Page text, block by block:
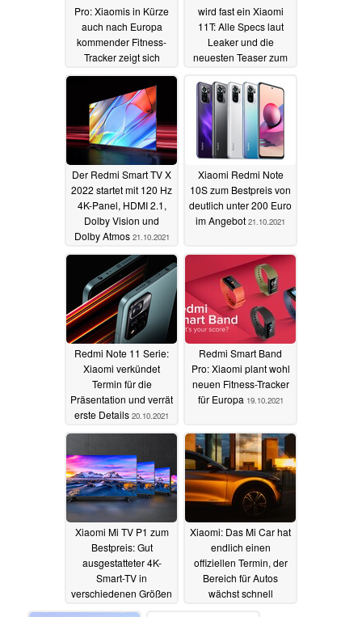
Pro: Xiaomis in Kürze
auch nach Europa
kommender Fitness-
Tracker zeigt sich
vorab25.10.2021
wird fast ein Xiaomi
11T: Alle Specs laut
Leaker und die
neuesten Teaser zum
22.10.2021
Der Redmi Smart TV X
2022 startet mit 120 Hz
4K-Panel, HDMI 2.1,
Dolby Vision und
Dolby Atmos 21.10.2021
Xiaomi Redmi Note
10S zum Bestpreis von
deutlich unter 200 Euro
im Angebot 21.10.2021
Redmi Note 11 Serie:
Xiaomi verkündet
Termin für die
Präsentation und verrät
erste Details 20.10.2021
Redmi Smart Band
Pro: Xiaomi plant wohl
neuen Fitness-Tracker
für Europa 19.10.2021
Xiaomi Mi TV P1 zum
Bestpreis: Gut
ausgestatteter 4K-
Smart-TV in
verschiedenen Größen
mit doppeltem Rabatt
Xiaomi: Das Mi Car hat
endlich einen
offiziellen Termin, der
Bereich für Autos
wächst schnell